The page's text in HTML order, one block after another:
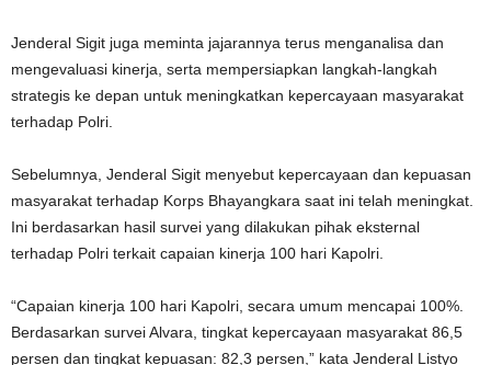
Jenderal Sigit juga meminta jajarannya terus menganalisa dan
mengevaluasi kinerja, serta mempersiapkan langkah-langkah
strategis ke depan untuk meningkatkan kepercayaan masyarakat
terhadap Polri.
Sebelumnya, Jenderal Sigit menyebut kepercayaan dan kepuasan
masyarakat terhadap Korps Bhayangkara saat ini telah meningkat.
Ini berdasarkan hasil survei yang dilakukan pihak eksternal
terhadap Polri terkait capaian kinerja 100 hari Kapolri.
“Capaian kinerja 100 hari Kapolri, secara umum mencapai 100%.
Berdasarkan survei Alvara, tingkat kepercayaan masyarakat 86,5
persen dan tingkat kepuasan: 82,3 persen,” kata Jenderal Listyo